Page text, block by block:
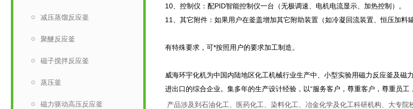
减压蒸馏反应釜
聚醚反应釜
磁子搅拌反应釜
蒸压釜
磁力驱动高压反应釜
10 、控制仪：配PID智能控制仪一台（无极调速、电机电流显示、加热控制）。
11
、其它附件：如果用户在釜盖增加其它附助装置（如冷凝回流装置、恒压加料
有特殊要求，可*按照用户的要求加工制造。
威海环宇化机为中国内陆地区化工机械行业生产中、小型实验用磁力反应釜及
进出口的综合企业。集多年的生产设计经验，以“服务客户，尊重客户，尊重员工
产品涉及到石油化工、医药化工、染料化工、冶金化学及化工科研机构、大专